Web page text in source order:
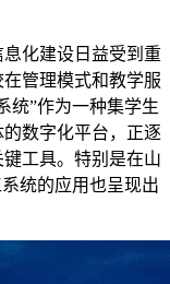
化建设日益受到重
管理模式和教学服
统”作为一种集学生
数字化平台，正逐
工具。特别是在山
统的应用也呈现出